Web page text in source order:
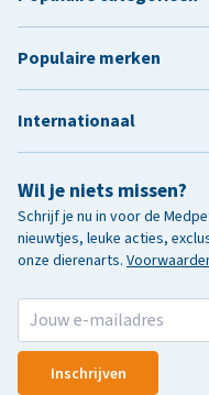
Wil je niets missen?
Schrijf je nu in voor de
nieuwtjes, leuke acties,
onze dierenarts.
Inschrijven
Populaire merken
Internationaal